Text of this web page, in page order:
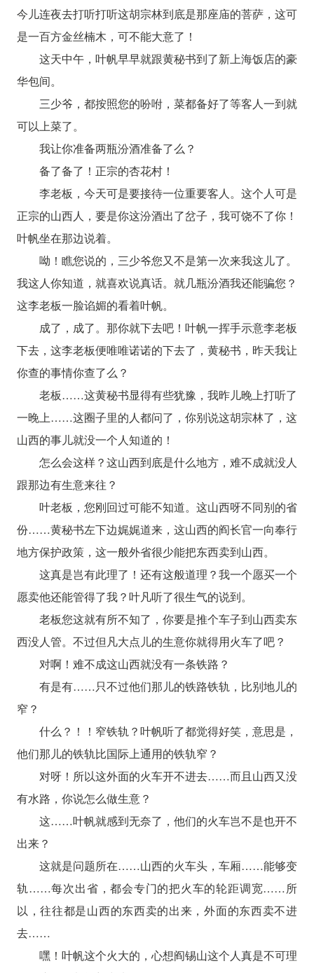
今儿连夜去打听打听这胡宗林到底是那座庙的菩萨，这可
是一百方金丝楠木，可不能大意了！
这天中午，叶帆早早就跟黄秘书到了新上海饭店的豪
华包间。
三少爷，都按照您的吩咐，菜都备好了等客人一到就
可以上菜了。
我让你准备两瓶汾酒准备了么？
备了备了！正宗的杏花村！
李老板，今天可是要接待一位重要客人。这个人可是
正宗的山西人，要是你这汾酒出了岔子，我可饶不了你！
叶帆坐在那边说着。
呦！瞧您说的，三少爷您又不是第一次来我这儿了。
我这人你知道，就喜欢说真话。就几瓶汾酒我还能骗您？
这李老板一脸谄媚的看着叶帆。
成了，成了。那你就下去吧！叶帆一挥手示意李老板
下去，这李老板便唯唯诺诺的下去了，黄秘书，昨天我让
你查的事情你查了么？
老板……这黄秘书显得有些犹豫，我昨儿晚上打听了
一晚上……这圈子里的人都问了，你别说这胡宗林了，这
山西的事儿就没一个人知道的！
怎么会这样？这山西到底是什么地方，难不成就没人
跟那边有生意来往？
叶老板，您刚回过可能不知道。这山西呀不同别的省
份……黄秘书左下边娓娓道来，这山西的阎长官一向奉行
地方保护政策，这一般外省很少能把东西卖到山西。
这真是岂有此理了！还有这般道理？我一个愿买一个
愿卖他还能管得了我？叶凡听了很生气的说到。
老板您这就有所不知了，你要是推个车子到山西卖东
西没人管。不过但凡大点儿的生意你就得用火车了吧？
对啊！难不成这山西就没有一条铁路？
有是有……只不过他们那儿的铁路铁轨，比别地儿的
窄？
什么？！！窄铁轨？叶帆听了都觉得好笑，意思是，
他们那儿的铁轨比国际上通用的铁轨窄？
对呀！所以这外面的火车开不进去……而且山西又没
有水路，你说怎么做生意？
这……叶帆就感到无奈了，他们的火车岂不是也开不
出来？
这就是问题所在……山西的火车头，车厢……能够变
轨……每次出省，都会专门的把火车的轮距调宽……所
以，往往都是山西的东西卖的出来，外面的东西卖不进
去……
嘿！叶帆这个火大的，心想阎锡山这个人真是不可理